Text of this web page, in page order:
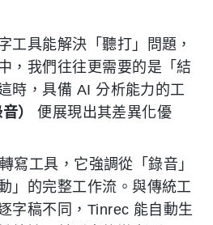
工具能解決「聽打」問題，
，我們往往更需要的是「結
時，具備 AI 分析能力的工
）
便展現出其差異化優
寫工具，它強調從「錄音」
」的完整工作流。與傳統工
字稿不同，Tinrec 能自動生